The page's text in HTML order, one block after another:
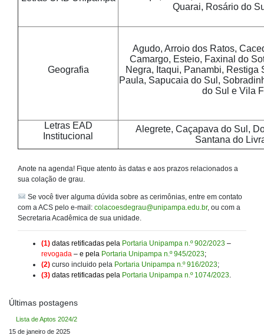
Quarai, Rosário do
Geografia
Agudo, Arroio dos Ratos,
Camargo, Esteio, Faxinal do
Negra, Itaqui, Panambi, Restiga
Paula, Sapucaia do Sul,
do Sul e Vila
Letras EAD
Institucional
Alegrete, Caçapava do Sul,
Santana do
Anote na agenda! Fique atento às datas e aos prazos relacionados a
sua colação de grau.
Se você tiver alguma dúvida sobre as cerimônias, entre em contato
com a ACS pelo e-mail: colacoesdegrau@unipampa.edu.br, ou com a
Secretaria Acadêmica de sua unidade.
(1) datas retificadas pela Portaria Unipampa n.º 902/2023 –
revogada – e pela Portaria Unipampa n.º 945/2023;
(2) curso incluido pela Portaria Unipampa n.º 916/2023;
(3) datas retificadas pela Portaria Unipampa n.º 1074/2023
Últimas postagens
Lista de Aptos 2024/2
15 de janeiro de 2025